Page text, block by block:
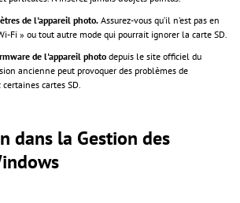
de l'appareil photo. Assurez-vous qu’il n’est pas en
Fi » ou tout autre mode qui pourrait ignorer la carte SD.
de l'appareil photodepuis le site officiel du
ancienne peut provoquer des problèmes de
cartes SD.
dans la Gestion des